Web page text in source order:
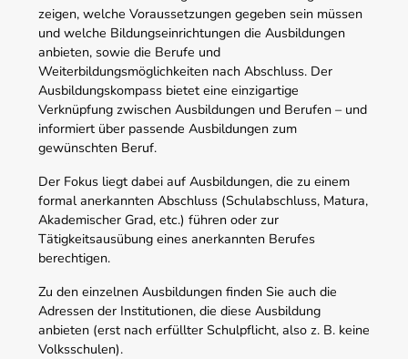
zeigen, welche Voraussetzungen gegeben sein müssen
und welche Bildungseinrichtungen die Ausbildungen
anbieten, sowie die Berufe und
Weiterbildungsmöglichkeiten nach Abschluss. Der
Ausbildungskompass bietet eine einzigartige
Verknüpfung zwischen Ausbildungen und Berufen – und
informiert über passende Ausbildungen zum
gewünschten Beruf.
Der Fokus liegt dabei auf Ausbildungen, die zu einem
formal anerkannten Abschluss (Schulabschluss, Matura,
Akademischer Grad, etc.) führen oder zur
Tätigkeitsausübung eines anerkannten Berufes
berechtigen.
Zu den einzelnen Ausbildungen finden Sie auch die
Adressen der Institutionen, die diese Ausbildung
anbieten (erst nach erfüllter Schulpflicht, also z. B. keine
Volksschulen).